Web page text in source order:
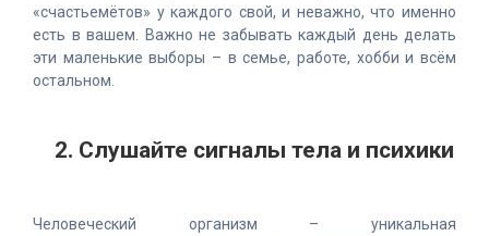
«счастьемётов» у каждого свой, и неважно, что именно
есть в вашем. Важно не забывать каждый день делать
эти маленькие выборы – в семье, работе, хобби и всём
остальном.
2. Слушайте сигналы тела и психики
Человеческий организм – уникальная